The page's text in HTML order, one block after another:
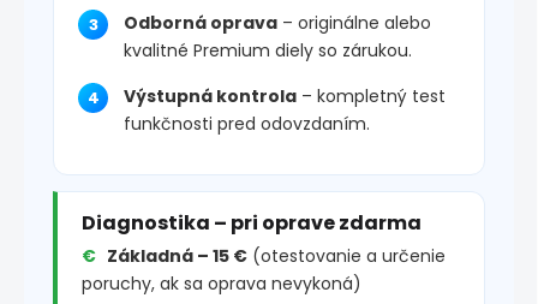
Odborná oprava – originálne alebo
kvalitné Premium diely so zárukou.
Výstupná kontrola – kompletný test
funkčnosti pred odovzdaním.
Diagnostika – pri oprave zdarma
Základná – 15 € (otestovanie a určenie
poruchy, ak sa oprava nevykoná)